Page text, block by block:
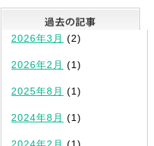
最新記事一覧
2026年3月 (2)
2026年2月 (1)
2025年8月 (1)
2024年8月 (1)